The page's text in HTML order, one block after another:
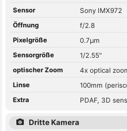
Sensor
Sony IMX972
Öffnung
f/2.8
Pixelgröße
0.7µm
Sensorgröße
1/2.55"
optischer Zoom
4x optical
Linse
100mm
Extra
PDAF, 3D
Dritte Kamera